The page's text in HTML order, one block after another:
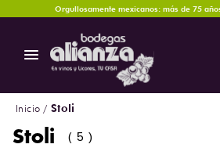
Orgullosamente mexicanos: más de 75
Stoli
Stoli 5